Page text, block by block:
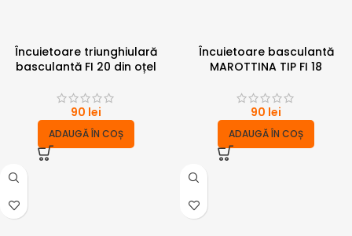
Încuietoare triunghiulară
basculantă FI 20 din oțel
90 lei
ADAUGĂ ÎN COȘ
Încuietoare basculantă
MAROTTINA TIP FI 18
90 lei
ADAUGĂ ÎN COȘ